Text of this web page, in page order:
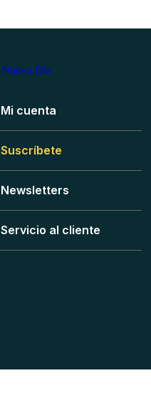
Mi cuenta
Suscríbete
Newsletters
Servicio al cliente